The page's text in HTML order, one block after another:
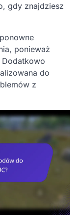
gdy znajdziesz
ponieważ
do
z